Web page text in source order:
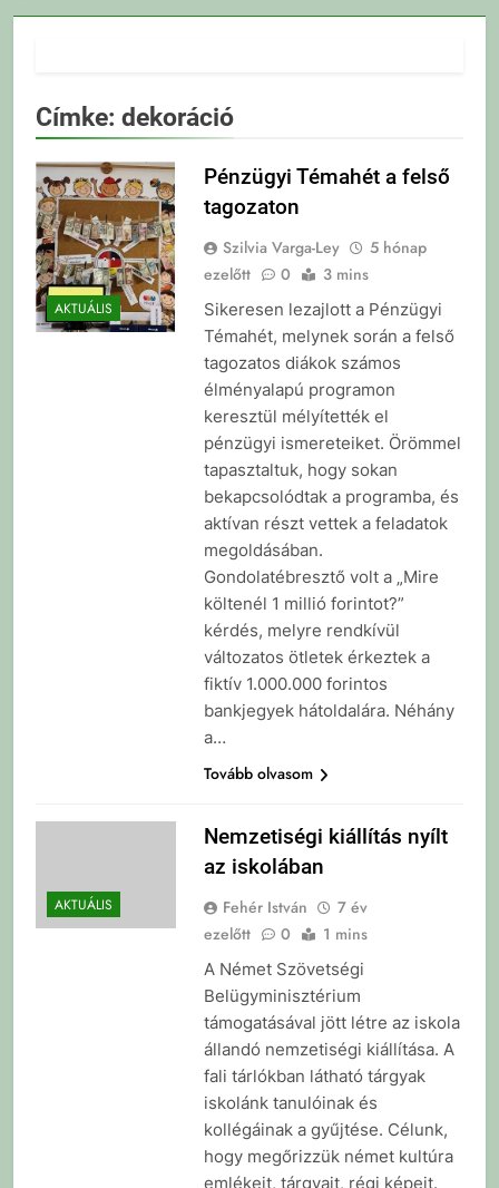
Címke: dekoráció
AKTUÁLIS
Pénzügyi Témahét a felső
tagozaton
Szilvia Varga-Ley
5 hónap
ezelőtt
0 3 mins
Sikeresen lezajlott a Pénzügyi
Témahét, melynek során a felső
tagozatos diákok számos
élményalapú programon
keresztül mélyítették el
pénzügyi ismereteiket. Örömmel
tapasztaltuk, hogy sokan
bekapcsolódtak a programba, és
aktívan részt vettek a feladatok
megoldásában.
Gondolatébresztő volt a „Mire
költenél 1 millió forintot?”
kérdés, melyre rendkívül
változatos ötletek érkeztek a
fiktív 1.000.000 forintos
bankjegyek hátoldalára. Néhány
a…
Tovább olvasom
AKTUÁLIS
Nemzetiségi kiállítás nyílt
az iskolában
Fehér István
7 év
ezelőtt
0 1 mins
A Német Szövetségi
Belügyminisztérium
támogatásával jött létre az iskola
állandó nemzetiségi kiállítása. A
fali tárlókban látható tárgyak
iskolánk tanulóinak és
kollégáinak a gyűjtése. Célunk,
hogy megőrizzük német kultúra
emlékeit, tárgyait, régi képeit.